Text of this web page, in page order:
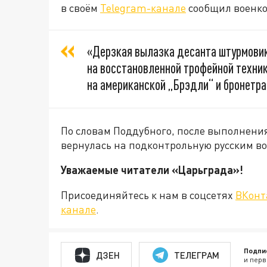
в своём Telegram-канале сообщил
«Дерзкая вылазка десанта
на восстановленной трофейной
на американской „Брэдли“ и
По словам Поддубного, после
вернулась на подконтрольную русским
Уважаемые читатели
Присоединяйтесь к нам в соцсетях
канале.
ДЗЕН ТЕЛЕГРАМ и